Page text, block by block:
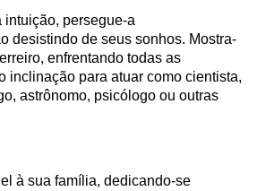
intuição, persegue-a
desistindo de seus sonhos. Mostra-
enfrentando todas as
inclinação para atuar como cientista,
astrônomo, psicólogo ou outras
à sua família, dedicando-se